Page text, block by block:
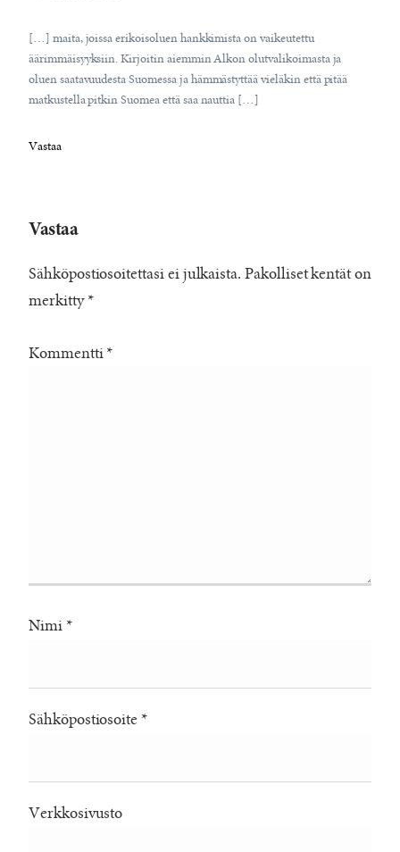
[…] maita, joissa erikoisoluen hankkimista on vaikeutettu
äärimmäisyyksiin. Kirjoitin aiemmin Alkon olutvalikoimasta ja
oluen saatavuudesta Suomessa ja hämmästyttää vieläkin että pitää
matkustella pitkin Suomea että saa nauttia […]
Vastaa
Vastaa
Sähköpostiosoitettasi ei julkaista. Pakolliset kentät on
merkitty *
Kommentti *
Nimi *
Sähköpostiosoite *
Verkkosivusto